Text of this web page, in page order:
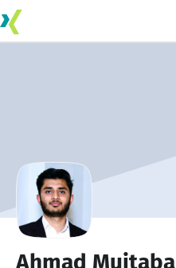
Ahmad Mujtaba